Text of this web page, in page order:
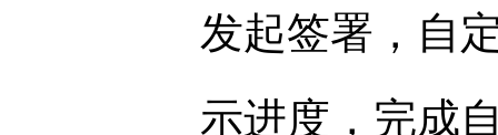
发起签署，自
示进度，完成